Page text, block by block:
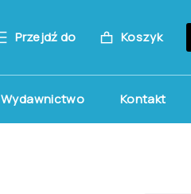
Przejdź do Koszyk
Wydawnictwo Kontakt